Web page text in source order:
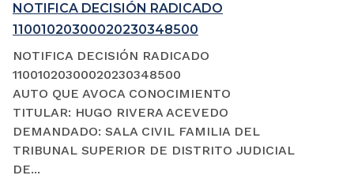
NOTIFICA DECISIÓN RADICADO
11001020300020230348500
NOTIFICA DECISIÓN RADICADO
11001020300020230348500
AUTO QUE AVOCA CONOCIMIENTO
TITULAR: HUGO RIVERA ACEVEDO
DEMANDADO: SALA CIVIL FAMILIA DEL
TRIBUNAL SUPERIOR DE DISTRITO JUDICIAL
DE...